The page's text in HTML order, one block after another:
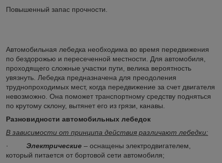
Повышенный запас прочности.
Автомобильная лебедка необходима во время передвижения
по бездорожью и пересеченной местности. Для автомобиля,
проходящего сложные участки пути, велика вероятность
увязнуть. Лебедка предназначена для преодоления
труднопроходимых мест, когда передвижение за счет двигателя
невозможно. Она поможет транспортному средству подняться
по крутому склону, вытянет его из грязи, канавы.
Разновидности автомобильных лебедок
В зависимости от принципа действия различают лебедки:
· Электрические – оснащены электродвигателем,
который питается от бортовой сети автомобиля;